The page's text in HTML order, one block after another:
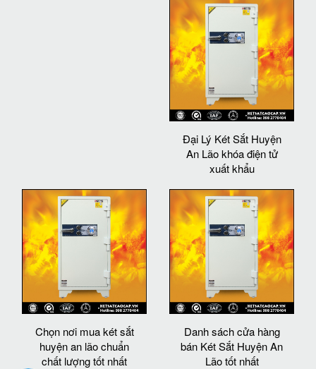
Đại Lý Két Sắt Huyện
An Lão khóa điện tử
xuất khẩu
Chọn nơi mua két sắt
huyện an lão chuẩn
chất lượng tốt nhất
Danh sách cửa hàng
bán Két Sắt Huyện An
Lão tốt nhất